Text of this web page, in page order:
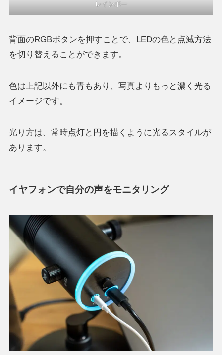
レインボー
背面のRGBボタンを押すことで、LEDの色と点滅方法
を切り替えることができます。
色は上記以外にも青もあり、写真よりもっと濃く光る
イメージです。
光り方は、常時点灯と円を描くように光るスタイルが
あります。
イヤフォンで自分の声をモニタリング